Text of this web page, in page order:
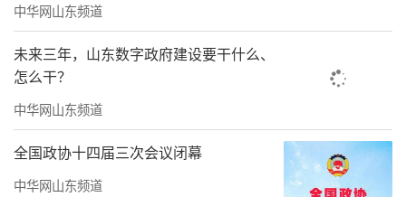
中华网山东频道
未来三年，山东数字政府建设要干什么、
怎么干？
中华网山东频道
全国政协十四届三次会议闭幕
中华网山东频道